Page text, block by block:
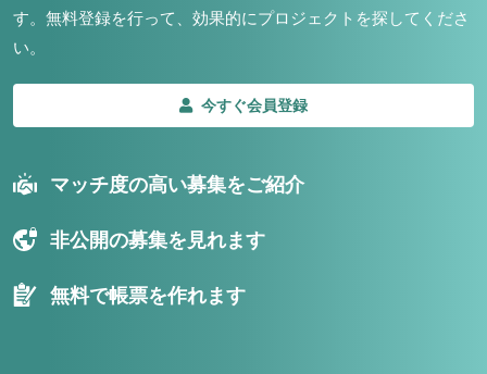
す。 無料登録を行って、効果的にプロジェクトを探してくださ
い。
今すぐ会員登録
マッチ度の高い募集をご紹介
非公開の募集を見れます
無料で帳票を作れます